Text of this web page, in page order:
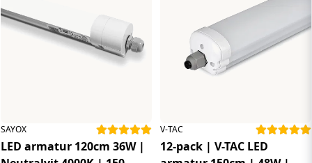
SAYOX
LED armatur 120cm 36W |
V-TAC
12-pack | V-TAC LED